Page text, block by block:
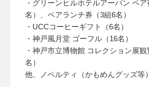
・グリーンヒルホテルアーバン ペ
名）、ペアランチ券（3組6名）
・UCCコーヒーギフト（6名）
・神戸風月堂 ゴーフル（16名）
・神戸市立博物館 コレクション展
名）
他、ノベルティ（かもめんグッズ等）